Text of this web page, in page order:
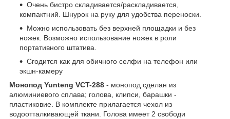
Очень бистро складивается/раскладивается,
компактний. Шнурок на руку для удобства переноски.
Можно использовать без верхней площадки и без
ножек. Возможно использование ножек в роли
портативного штатива.
Сгодится как для обичного селфи на телефон или
экшн-камеру
Монопод Yunteng VCT-288 - монопод сделан из
алюминиевого сплава; голова, клипси, барашки -
пластиковие. В комплекте прилагается чехол из
водоотталкивающей ткани. Голова имеет 2 свободи